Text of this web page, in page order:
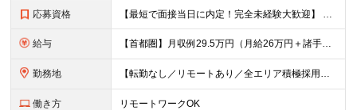
応募資格 【最短で面接当日に内定！完全未経験大歓迎】 ・業種／職種未経験歓迎 ・社会人デビュー、第二新卒、既卒者大歓迎 ・学歴不問（文系、理系不問） ・20代～30代、男女問わず活躍中 ・服装、髪色自由 ・明確
給与 【首都圏】月収例29.5万円（月給26万円＋諸手当） 【東海・関西】月収例28.5万円（月給25万円＋諸手当） 【九州】月収例26万円（月給23万円＋諸手当） ※経験・スキル・前職給与を踏まえ、総合
勤務地 【転勤なし／リモートあり／全エリア積極採用】 ・大手企業のプロジェクト中心 ・勤務エリアや配属先は希望を考慮 ・研修はリモートメインで実施 ・UIターン歓迎 ＜主なエリア＞ ■首都圏…東京・神奈川・
働き方 リモートワークOK